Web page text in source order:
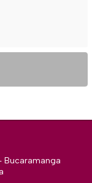
Bucaramanga